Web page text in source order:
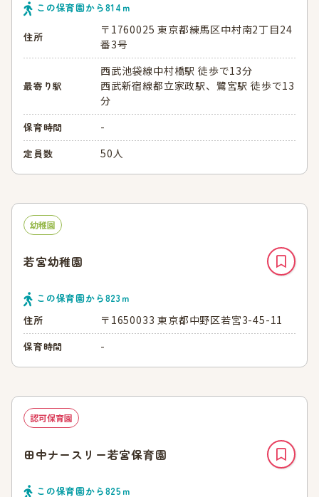
この保育園から814 ｍ
住所
〒1760025 東京都練馬区中村南2丁目24
番3号
最寄り駅
西武池袋線中村橋駅 徒歩で13分
西武新宿線都立家政駅、鷺宮駅 徒歩で13
分
保育時間 -
定員数 50人
幼稚園
若宮幼稚園
この保育園から823ｍ
住所
〒1650033 東京都中野区若宮3-45-11
保育時間 -
認可保育園
田中ナースリー若宮保育園
この保育園から825ｍ